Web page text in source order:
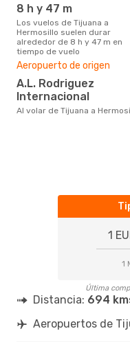
8 h y 47 m
Los vuelos de Tijuana a
Hermosillo suelen durar
alrededor de 8 h y 47 m en
tiempo de vuelo
Aeropuerto de origen
A.L. Rodriguez
Internacional
Al volar de Tijuana a
1
1
Última
Distancia: 694
Aeropuertos de